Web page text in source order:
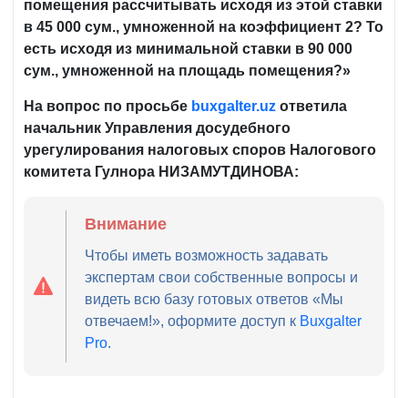
помещения рассчитывать исходя из этой ставки
в 45 000 сум., умноженной на коэффициент 2? То
есть исходя из минимальной ставки в 90 000
сум., умноженной на площадь помещения?»
На вопрос по просьбе buxgalter.uz ответила
начальник Управления досудебного
урегулирования налоговых споров Налогового
комитета Гулнора НИЗАМУТДИНОВА:
Внимание
Чтобы иметь возможность задавать
экспертам свои собственные вопросы и
видеть всю базу готовых ответов «Мы
отвечаем!», оформите доступ к Buxgalter
Pro.